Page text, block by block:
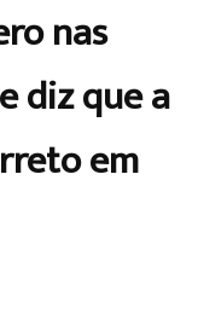
nas
diz que a
em